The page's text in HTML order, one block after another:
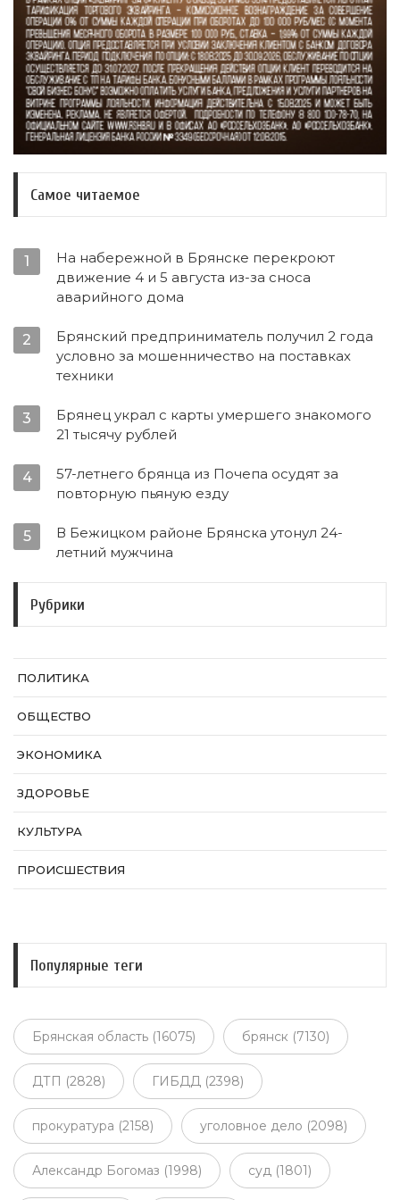
Самое читаемое
1
На набережной в Брянске перекроют
движение 4 и 5 августа из-за сноса
аварийного дома
2
Брянский предприниматель получил 2 года
условно за мошенничество на поставках
техники
3
Брянец украл с карты умершего знакомого
21 тысячу рублей
4
57-летнего брянца из Почепа осудят за
повторную пьяную езду
5
В Бежицком районе Брянска утонул 24-
летний мужчина
Рубрики
ПОЛИТИКА
ОБЩЕСТВО
ЭКОНОМИКА
ЗДОРОВЬЕ
КУЛЬТУРА
ПРОИСШЕСТВИЯ
Популярные теги
Брянская область (16075) брянск (7130)
ДТП (2828) ГИБДД (2398)
прокуратура (2158) уголовное дело (2098)
Александр Богомаз (1998) суд (1801)